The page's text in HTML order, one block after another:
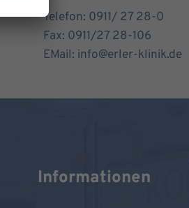
Telefon: 0911/ 27 28-0
Fax: 0911/27 28-106
EMail: info@erler-klinik.de
Informationen